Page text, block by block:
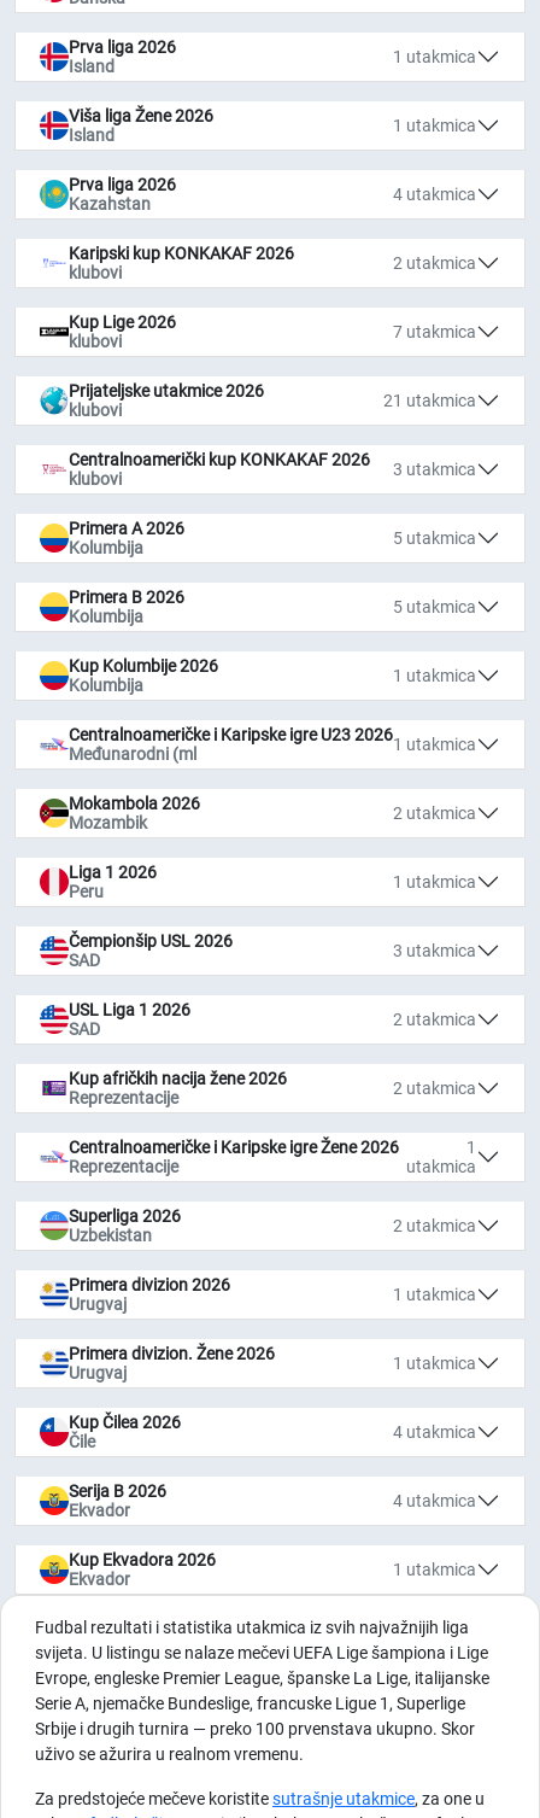
Prva liga 2026
Island
1 utakmica
Viša liga Žene 2026
Island
1 utakmica
Prva liga 2026
Kazahstan
4 utakmica
Karipski kup KONKAKAF 2026
klubovi
2 utakmica
Kup Lige 2026
klubovi
7 utakmica
Prijateljske utakmice 2026
klubovi
21 utakmica
Centralnoamerički kup KONKAKAF 2026
klubovi
3 utakmica
Primera A 2026
Kolumbija
5 utakmica
Primera B 2026
Kolumbija
5 utakmica
Kup Kolumbije 2026
Kolumbija
1 utakmica
Centralnoameričke i Karipske igre U23 2026
Međunarodni (ml
1 utakmica
Mokambola 2026
Mozambik
2 utakmica
Liga 1 2026
Peru
1 utakmica
Čempionšip USL 2026
SAD
3 utakmica
USL Liga 1 2026
SAD
2 utakmica
Kup afričkih nacija žene 2026
Reprezentacije
2 utakmica
Centralnoameričke i Karipske igre Žene 2026
Reprezentacije
1
utakmica
Superliga 2026
Uzbekistan
2 utakmica
Primera divizion 2026
Urugvaj
1 utakmica
Primera divizion. Žene 2026
Urugvaj
1 utakmica
Kup Čilea 2026
Čile
4 utakmica
Serija B 2026
Ekvador
4 utakmica
Kup Ekvadora 2026
Ekvador
1 utakmica
Fudbal rezultati i statistika utakmica iz svih najvažnijih liga
svijeta. U listingu se nalaze mečevi UEFA Lige šampiona i Lige
Evrope, engleske Premier League, španske La Lige, italijanske
Serie A, njemačke Bundeslige, francuske Ligue 1, Superlige
Srbije i drugih turnira — preko 100 prvenstava ukupno. Skor
uživo se ažurira u realnom vremenu.
Za predstojeće mečeve koristitesutrašnje utakmice, za one u